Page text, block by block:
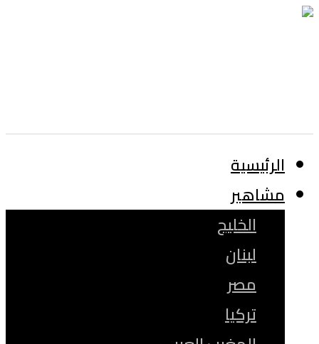
الرئيسية
مشاهير
الخليج
لبنان
مصر
تركيا